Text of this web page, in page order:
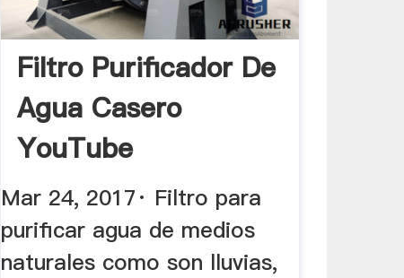
Filtro Purificador De
Agua Casero
YouTube
Mar 24, 2017· Filtro para
purificar agua de medios
naturales como son lluvias,